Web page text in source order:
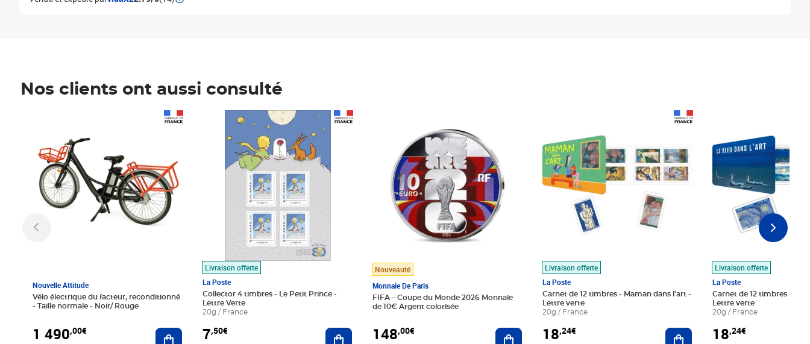
Nos clients ont aussi consulté
Nouvelle Attitude
Vélo électrique du facteur, reconditionné
- Taille normale - Noir/ Rouge
1 490,00€ Ajouter au panier
Livraison offerte
La Poste
Collector 4 timbres - Le Petit Prince -
Lettre Verte
20g / France
7,50€
Prix 7,50€
Ajouter au panier
Nouveauté
Monnaie De Paris
FIFA – Coupe du Monde 2026 Monnaie
de 10€ Argent colorisée
148,00€ Ajouter au panier
Livraison offerte
La Poste
Carnet de 12 timbres - Maman dans l'art -
Lettre verte
20g / France
18,24€ Ajouter au panier
Livraison offerte
La Poste
Carnet de 12 timbres - Le
Lettre verte
20g / France
18,24€